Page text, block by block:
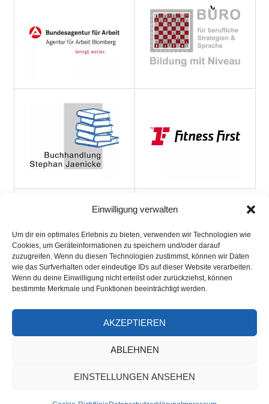
Einwilligung verwalten
Um dir ein optimales Erlebnis zu bieten, verwenden wir Technologien wie
Cookies, um Geräteinformationen zu speichern und/oder darauf
zuzugreifen. Wenn du diesen Technologien zustimmst, können wir Daten
wie das Surfverhalten oder eindeutige IDs auf dieser Website verarbeiten.
Wenn du deine Einwilligung nicht erteilst oder zurückziehst, können
bestimmte Merkmale und Funktionen beeinträchtigt werden.
AKZEPTIEREN
ABLEHNEN
EINSTELLUNGEN ANSEHEN